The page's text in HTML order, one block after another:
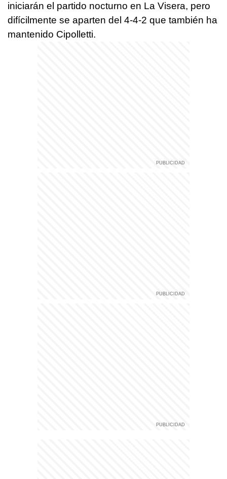
iniciarán el partido nocturno en La Visera, pero
difícilmente se aparten del 4-4-2 que también ha
mantenido Cipolletti.